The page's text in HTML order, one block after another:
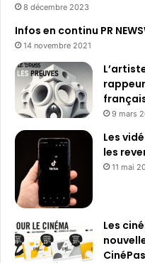
8 décembre 2023
Infos en continu PR
14 novembre 2021
9 mars
Les
les
11 mai
Les